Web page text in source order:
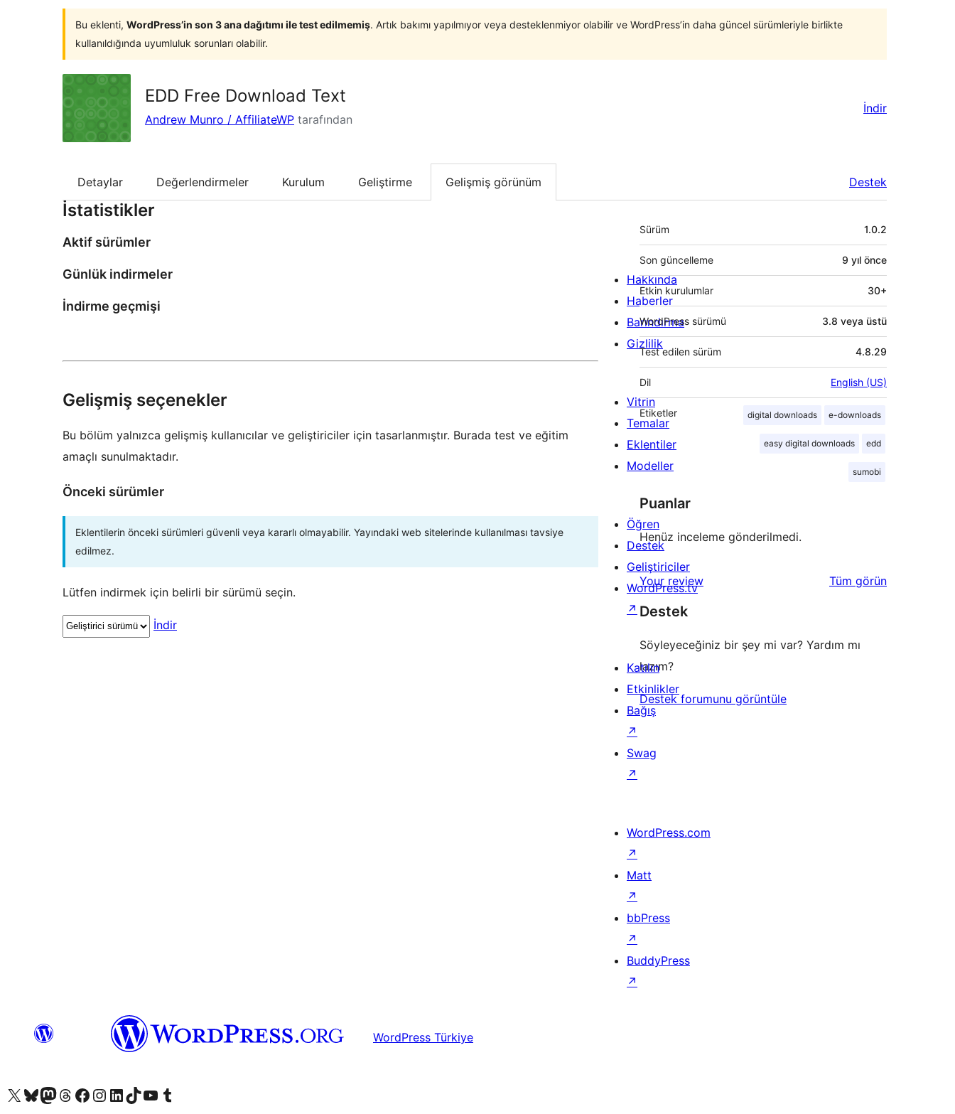
Bu eklenti, WordPress’in son 3 ana dağıtımı ile test edilmemiş. Artık bakımı yapılmıyor veya desteklenmiyor olabilir ve WordPress’in daha güncel sürümleriyle birlikte
kullanıldığında uyumluluk sorunları olabilir.
EDD Free Download Text
Andrew Munro / AffiliateWP tarafından
İndir
Detaylar Değerlendirmeler Kurulum Geliştirme Gelişmiş görünüm Destek
İstatistikler
Aktif sürümler
Günlük indirmeler
İndirme geçmişi
Gelişmiş seçenekler
Bu bölüm yalnızca gelişmiş kullanıcılar ve geliştiriciler için tasarlanmıştır. Burada test ve eğitim
amaçlı sunulmaktadır.
Önceki sürümler
Eklentilerin önceki sürümleri güvenli veya kararlı olmayabilir. Yayındaki web sitelerinde kullanılması tavsiye
edilmez.
Lütfen indirmek için belirli bir sürümü seçin.
İndir
Meta
Sürüm 1.0.2
Son güncelleme 9 yıl önce
Etkin kurulumlar 30+
WordPress sürümü 3.8 veya üstü
Test edilen sürüm 4.8.29
Dil English (US)
Etiketler digital downloads e-downloads
easy digital downloads edd
sumobi
Puanlar
Henüz inceleme gönderilmedi.
Your review Tüm değerlendirmeleri
görün
Destek
Söyleyeceğiniz bir şey mi var? Yardım mı
lazım?
Destek forumunu görüntüle
Hakkında
Haberler
Barındırma
Gizlilik
Vitrin
Temalar
Eklentiler
Modeller
Öğren
Destek
Geliştiriciler
WordPress.tv
↗
Katılın
Etkinlikler
Bağış
↗
Swag
↗
WordPress.com
↗
Matt
↗
bbPress
↗
BuddyPress
↗
WordPress Türkiye
X (eski Twitter) hesabımıza bakın
Bluesky hesabımızı ziyaret edinMastodon hesabımızı ziyaret edinThreads hesabımızı ziyaret edinFacebook sayfamızı ziyaret edinInstagram hesabımızı ziyaret edinLinkedIn hesabımızı ziyaret edinTikTok hesabımızı ziyaret edinYouTube kanalımızı ziyaret edinTumblr hesabımızı ziyaret edin